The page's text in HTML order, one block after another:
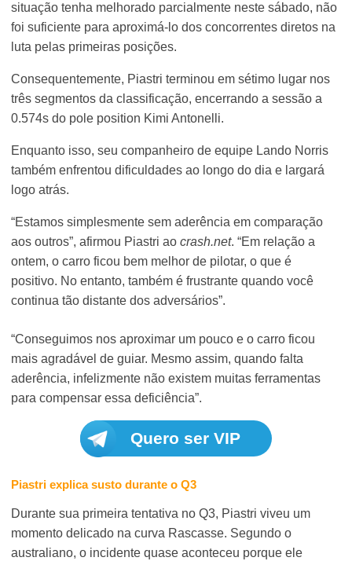
situação tenha melhorado parcialmente neste sábado, não
foi suficiente para aproximá-lo dos concorrentes diretos na
luta pelas primeiras posições.
Consequentemente, Piastri terminou em sétimo lugar nos
três segmentos da classificação, encerrando a sessão a
0.574s do pole position Kimi Antonelli.
Enquanto isso, seu companheiro de equipe Lando Norris
também enfrentou dificuldades ao longo do dia e largará
logo atrás.
“Estamos simplesmente sem aderência em comparação
aos outros”, afirmou Piastri aocrash.net. “Em relação a
ontem, o carro ficou bem melhor de pilotar, o que é
positivo. No entanto, também é frustrante quando você
continua tão distante dos adversários”.
“Conseguimos nos aproximar um pouco e o carro ficou
mais agradável de guiar. Mesmo assim, quando falta
aderência, infelizmente não existem muitas ferramentas
para compensar essa deficiência”.
Quero ser VIP
Piastri explica susto durante o Q3
Durante sua primeira tentativa no Q3, Piastri viveu um
momento delicado na curva Rascasse. Segundo o
australiano, o incidente quase aconteceu porque ele